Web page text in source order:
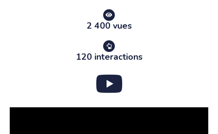
2 400 vues
120 interactions